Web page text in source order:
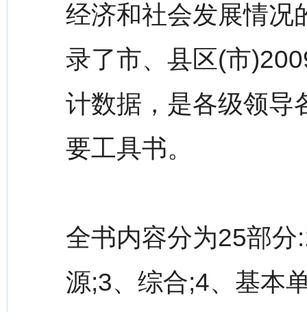
经济和社会发展情况
录了市、县区(市
计数据，是各级领导
要工具书。
全书内容分为25部
源;3、综合;4、基本